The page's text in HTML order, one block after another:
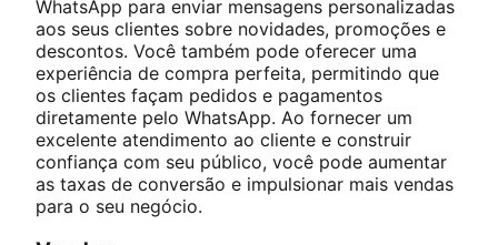
WhatsApp para enviar mensagens personalizadas
aos seus clientes sobre novidades, promoções e
descontos. Você também pode oferecer uma
experiência de compra perfeita, permitindo que
os clientes façam pedidos e pagamentos
diretamente pelo WhatsApp. Ao fornecer um
excelente atendimento ao cliente e construir
confiança com seu público, você pode aumentar
as taxas de conversão e impulsionar mais vendas
para o seu negócio.